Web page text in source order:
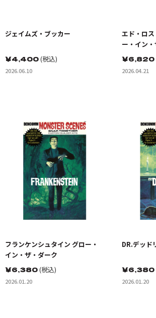
ジェイムズ・ブッカー
￥4,400(税込)
2026.06.10
エド・ロ
ー・イン
￥6,820
2026.04.21
フランケンシュタイン グロー・
イン・ザ・ダーク
￥6,380(税込)
2026.01.20
DR.デッド
￥6,380
2026.01.20